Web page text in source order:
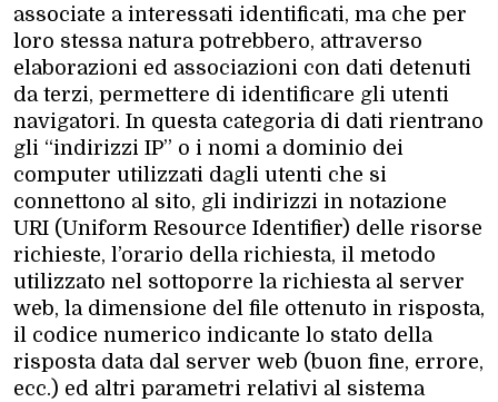
associate a interessati identificati, ma che per
loro stessa natura potrebbero, attraverso
elaborazioni ed associazioni con dati detenuti
da terzi, permettere di identificare gli utenti
navigatori. In questa categoria di dati rientrano
gli “indirizzi IP” o i nomi a dominio dei
computer utilizzati dagli utenti che si
connettono al sito, gli indirizzi in notazione
URI (Uniform Resource Identifier) delle risorse
richieste, l’orario della richiesta, il metodo
utilizzato nel sottoporre la richiesta al server
web, la dimensione del file ottenuto in risposta,
il codice numerico indicante lo stato della
risposta data dal server web (buon fine, errore,
ecc.) ed altri parametri relativi al sistema